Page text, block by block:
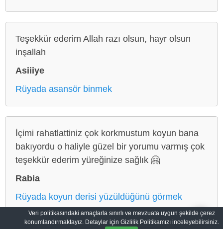
Teşekkür ederim Allah razı olsun, hayr olsun
inşallah
Asiiiye
Rüyada asansör binmek
İçimi rahatlattiniz çok korkmustum koyun bana
bakıyordu o haliyle güzel bir yorumu varmış çok
teşekkür ederim yüreğinize sağlık 🤗
Rabia
Rüyada koyun derisi yüzüldüğünü görmek
Veri politikasındaki amaçlarla sınırlı ve mevzuata uygun şekilde çerez
konumlandırmaktayız. Detaylar için Gizlilik Politikamızı inceleyebilirsiniz.